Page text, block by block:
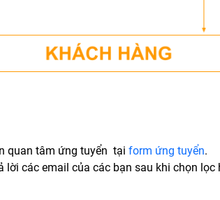
quan tâm ứng tuyển tại form ứng tuyển.
lời các email của các bạn sau khi chọn